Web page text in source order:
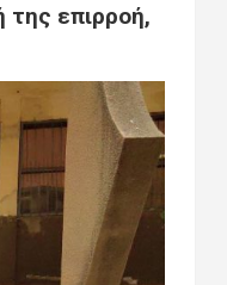
της επιρροή,